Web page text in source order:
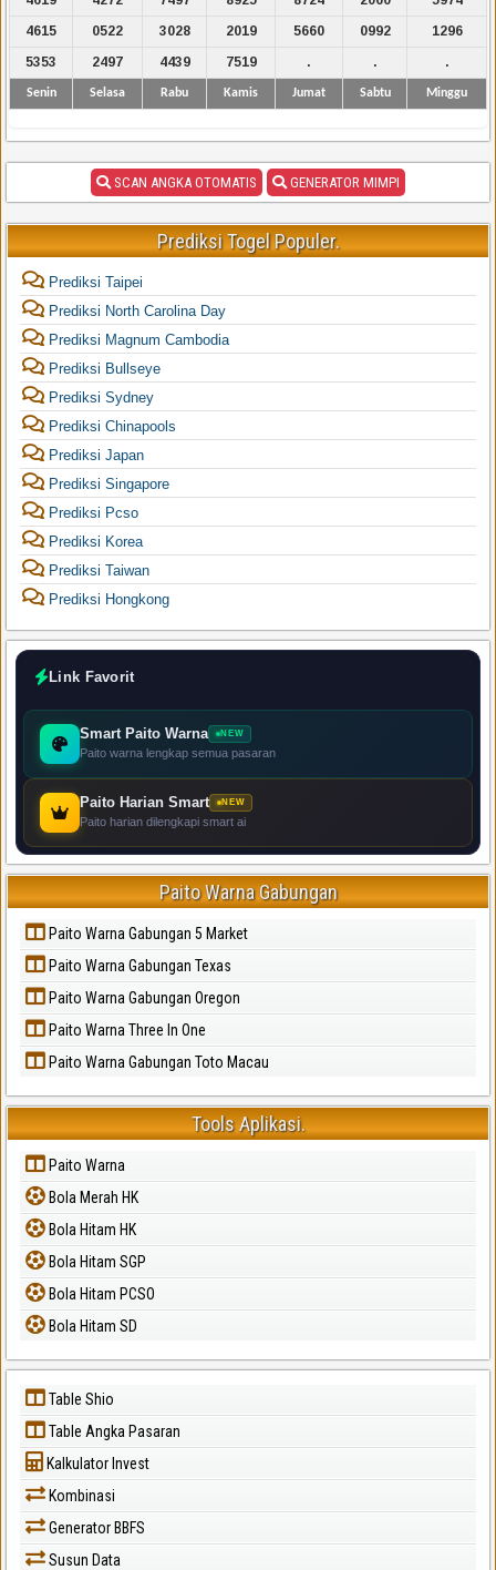
4615
0522 3028 2019 5660 0992
1296
5353
2497 4439 7519 . . .
Senin Selasa Rabu Kamis Jumat Sabtu Minggu
SCAN ANGKA OTOMATIS GENERATOR MIMPI
Prediksi Togel Populer.
Prediksi Taipei
Prediksi North Carolina Day
Prediksi Magnum Cambodia
Prediksi Bullseye
Prediksi Sydney
Prediksi Chinapools
Prediksi Japan
Prediksi Singapore
Prediksi Pcso
Prediksi Korea
Prediksi Taiwan
Prediksi Hongkong
Link Favorit
Smart Paito Warna NEW
Paito warna lengkap semua pasaran
Paito Harian Smart NEW
Paito harian dilengkapi smart ai
Paito Warna Gabungan
Paito Warna Gabungan 5 Market
Paito Warna Gabungan Texas
Paito Warna Gabungan Oregon
Paito Warna Three In One
Paito Warna Gabungan Toto Macau
Tools Aplikasi.
Paito Warna
Bola Merah HK
Bola Hitam HK
Bola Hitam SGP
Bola Hitam PCSO
Bola Hitam SD
Table Shio
Table Angka Pasaran
Kalkulator Invest
Kombinasi
Generator BBFS
Susun Data